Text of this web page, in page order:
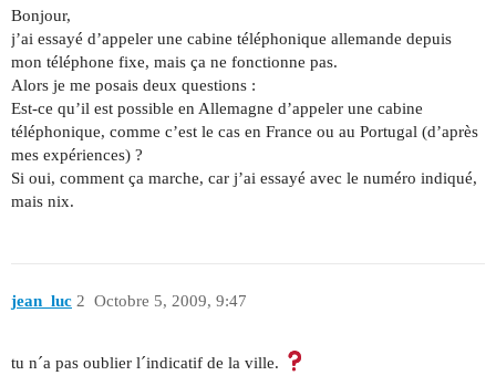
Bonjour,
j’ai essayé d’appeler une cabine téléphonique allemande depuis
mon téléphone fixe, mais ça ne fonctionne pas.
Alors je me posais deux questions :
Est-ce qu’il est possible en Allemagne d’appeler une cabine
téléphonique, comme c’est le cas en France ou au Portugal (d’après
mes expériences) ?
Si oui, comment ça marche, car j’ai essayé avec le numéro indiqué,
mais nix.
jean_luc Octobre 5, 2009, 9:47
2
tu n´a pas oublier l´indicatif de la ville.